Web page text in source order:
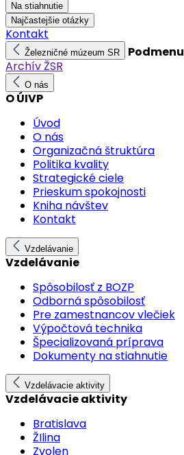
Na stiahnutie
Najčastejšie otázky
Kontakt
Železničné múzeum SR
Podmenu
Archív ŽSR
O nás
O ÚIVP
Úvod
O nás
Organizačná štruktúra
Politika kvality
Strategické ciele
Prieskum spokojnosti
Kniha návštev
Kontakt
Vzdelávanie
Vzdelávanie
Spôsobilosť z BOZP
Odborná spôsobilosť
Pre zamestnancov vlečiek
Výpočtová technika
Špecializovaná príprava
Dokumenty na stiahnutie
Vzdelávacie aktivity
Vzdelávacie aktivity
Bratislava
ŽIlina
Zvolen